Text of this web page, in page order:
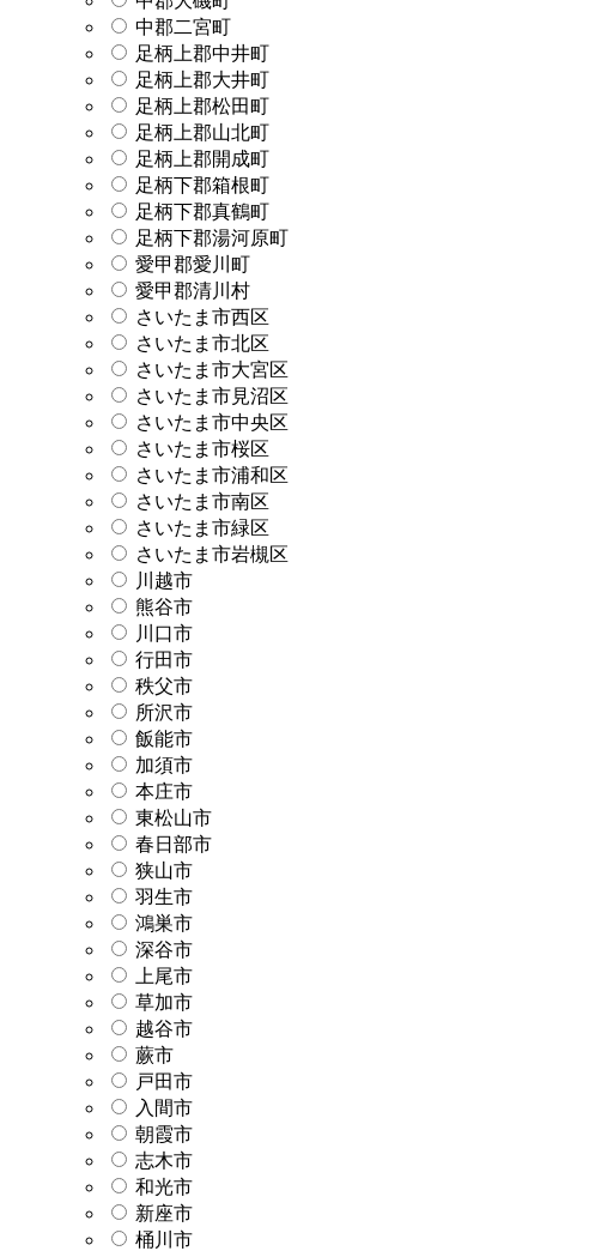
中郡二宮町
足柄上郡中井町
足柄上郡大井町
足柄上郡松田町
足柄上郡山北町
足柄上郡開成町
足柄下郡箱根町
足柄下郡真鶴町
足柄下郡湯河原町
愛甲郡愛川町
愛甲郡清川村
さいたま市西区
さいたま市北区
さいたま市大宮区
さいたま市見沼区
さいたま市中央区
さいたま市桜区
さいたま市浦和区
さいたま市南区
さいたま市緑区
さいたま市岩槻区
川越市
熊谷市
川口市
行田市
秩父市
所沢市
飯能市
加須市
本庄市
東松山市
春日部市
狭山市
羽生市
鴻巣市
深谷市
上尾市
草加市
越谷市
蕨市
戸田市
入間市
朝霞市
志木市
和光市
新座市
桶川市